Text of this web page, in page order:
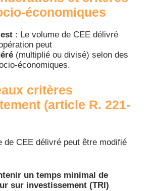
économiques
: Le volume de CEE délivré
peut
(multiplié ou divisé) selon des
économiques.​
critères
(article R. 221-
de CEE délivré peut être modifié
un temps minimal de
sur investissement (TRI)